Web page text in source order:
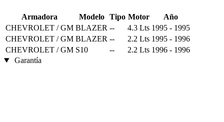
Armadora Modelo Tipo Motor
Año
CHEVROLET / GM BLAZER -- 4.3 Lts 1995 - 1995
CHEVROLET / GM BLAZER -- 2.2 Lts 1995 - 1996
CHEVROLET / GM S10 -- 2.2 Lts 1996 - 1996
Garantía